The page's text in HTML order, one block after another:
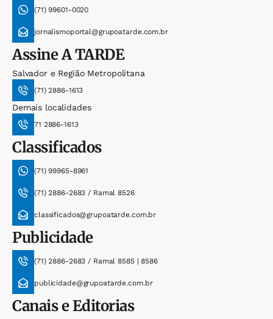
(71) 99601-0020
jornalismoportal@grupoatarde.com.br
AssineA TARDE
Salvador e Região Metropolitana
(71) 2886-1613
Demais localidades
71 2886-1613
Classificados
(71) 99965-8961
(71) 2886-2683 / Ramal 8526
classificados@grupoatarde.com.br
Publicidade
(71) 2886-2683 / Ramal 8585 | 8586
publicidade@grupoatarde.com.br
Canais e Editorias